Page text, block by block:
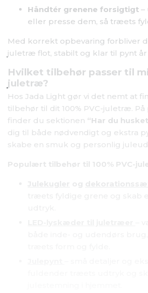
Håndtér grenene forsigtigt –
eller presse dem, så træets
Med korrekt opbevaring forbliver
juletræ flot, stabilt og klar til pynt år
Hvilket tilbehør passer til
juletræ?
Hos Jada Light gør vi det nemt at
tilbehør til dit 100% PVC-juletræ.
finder du sektionen “Har du
dig til både nødvendigt og ekstra
skabe en smuk og personlig
Populært tilbehør til 100% PVC-